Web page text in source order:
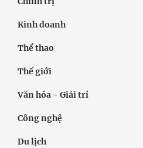
Kinh doanh
Thể thao
Thế giới
Văn hóa - Giải trí
Công nghệ
Du lịch